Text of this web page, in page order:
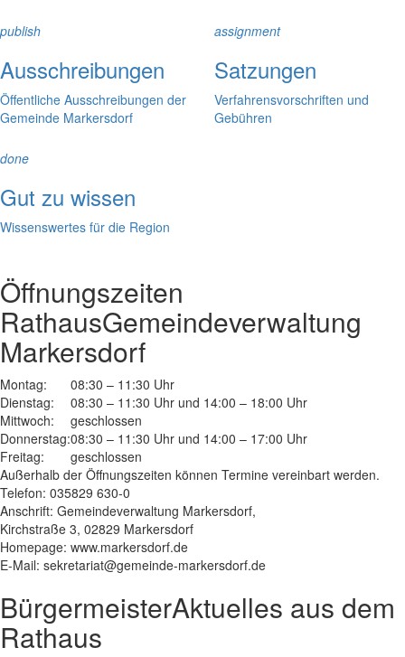
publish
Ausschreibungen
Öffentliche Ausschreibungen der
Gemeinde Markersdorf
assignment
Satzungen
Verfahrensvorschriften und
Gebühren
done
Gut zu wissen
Wissenswertes für die Region
Öffnungszeiten
RathausGemeindeverwaltung
Markersdorf
Montag:
08:30 – 11:30 Uhr
Dienstag:
08:30 – 11:30 Uhr und 14:00 – 18:00 Uhr
Mittwoch:
geschlossen
Donnerstag:08:30 – 11:30 Uhr und 14:00 – 17:00 Uhr
Freitag:
geschlossen
Außerhalb der Öffnungszeiten können Termine vereinbart werden.
Telefon: 035829 630-0
Anschrift: Gemeindeverwaltung Markersdorf,
Kirchstraße 3, 02829 Markersdorf
Homepage: www.markersdorf.de
E-Mail: sekretariat@gemeinde-markersdorf.de
BürgermeisterAktuelles aus dem
Rathaus